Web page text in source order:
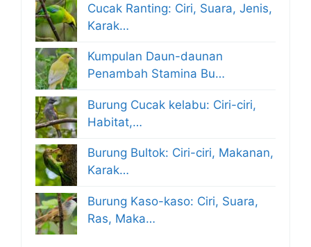
Cucak Ranting: Ciri, Suara, Jenis,
Karak…
Kumpulan Daun-daunan
Penambah Stamina Bu…
Burung Cucak kelabu: Ciri-ciri,
Habitat,…
Burung Bultok: Ciri-ciri, Makanan,
Karak…
Burung Kaso-kaso: Ciri, Suara,
Ras, Maka…